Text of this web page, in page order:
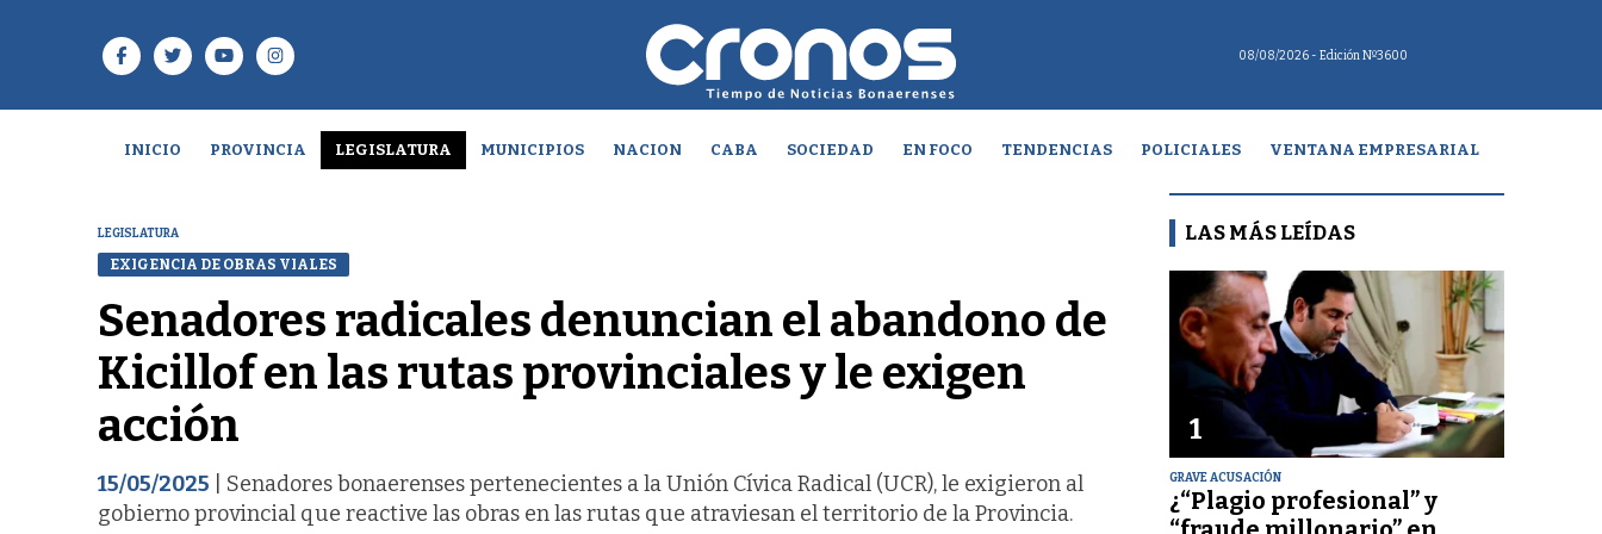
08/08/2026 - Edición Nº3600
INICIO PROVINCIA LEGISLATURA MUNICIPIOS NACION CABA SOCIEDAD EN FOCO TENDENCIAS POLICIALES VENTANA EMPRESARIAL
LEGISLATURA
EXIGENCIA DE OBRAS VIALES
Senadores radicales denuncian el abandono de
Kicillof en las rutas provinciales y le exigen
acción
15/05/2025 | Senadores bonaerenses pertenecientes a la Unión Cívica Radical (UCR), le exigieron al
gobierno provincial que reactive las obras en las rutas que atraviesan el territorio de la Provincia.
LAS MÁS LEÍDAS
1
GRAVE ACUSACIÓN
¿“Plagio profesional” y